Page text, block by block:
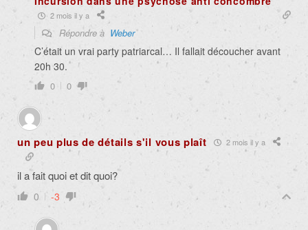
2 mois il y a
Répondre à Weber
C’était un vrai party patriarcal… Il fallait découcher avant
20h 30.
0 0
un peu plus de détails s'il vous plaît 2 mois il y a
il a fait quoi et dit quoi?
0 -3